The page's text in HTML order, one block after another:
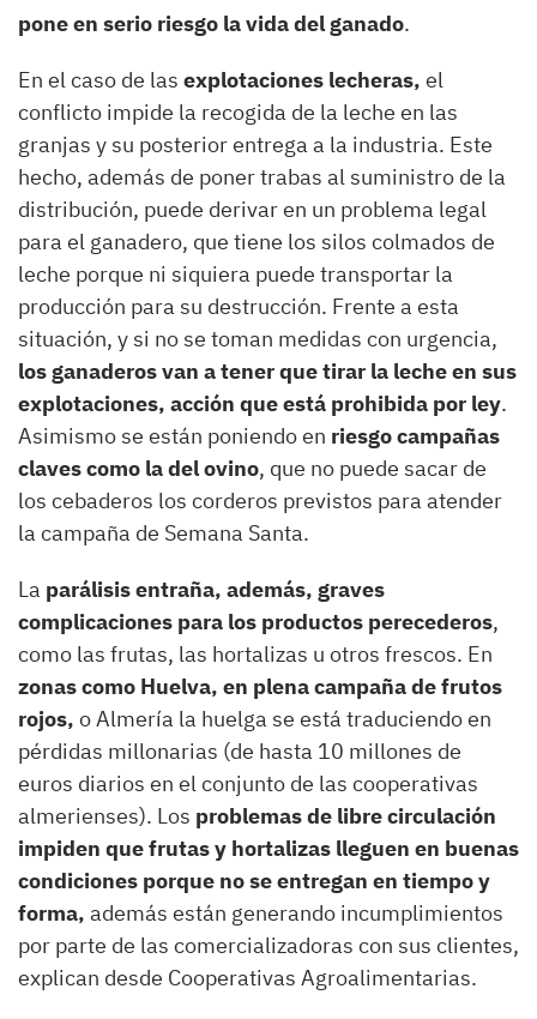
pone en serio riesgo la vida del ganado.
En el caso de las explotaciones lecheras, el
conflicto impide la recogida de la leche en las
granjas y su posterior entrega a la industria. Este
hecho, además de poner trabas al suministro de la
distribución, puede derivar en un problema legal
para el ganadero, que tiene los silos colmados de
leche porque ni siquiera puede transportar la
producción para su destrucción. Frente a esta
situación, y si no se toman medidas con urgencia,
los ganaderos van a tener que tirar la leche en sus
explotaciones, acción que está prohibida por ley.
Asimismo se están poniendo en riesgo campañas
claves como la del ovino, que no puede sacar de
los cebaderos los corderos previstos para atender
la campaña de Semana Santa.
La parálisis entraña, además, graves
complicaciones para los productos perecederos,
como las frutas, las hortalizas u otros frescos. En
zonas como Huelva, en plena campaña de frutos
rojos, o Almería la huelga se está traduciendo en
pérdidas millonarias (de hasta 10 millones de
euros diarios en el conjunto de las cooperativas
almerienses). Los problemas de libre circulación
impiden que frutas y hortalizas lleguen en buenas
condiciones porque no se entregan en tiempo y
forma, además están generando incumplimientos
por parte de las comercializadoras con sus clientes,
explican desde Cooperativas Agroalimentarias.